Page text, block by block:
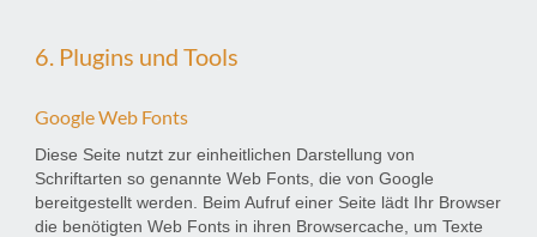
6. Plugins und Tools
Google Web Fonts
Diese Seite nutzt zur einheitlichen Darstellung von
Schriftarten so genannte Web Fonts, die von Google
bereitgestellt werden. Beim Aufruf einer Seite lädt Ihr Browser
die benötigten Web Fonts in ihren Browsercache, um Texte